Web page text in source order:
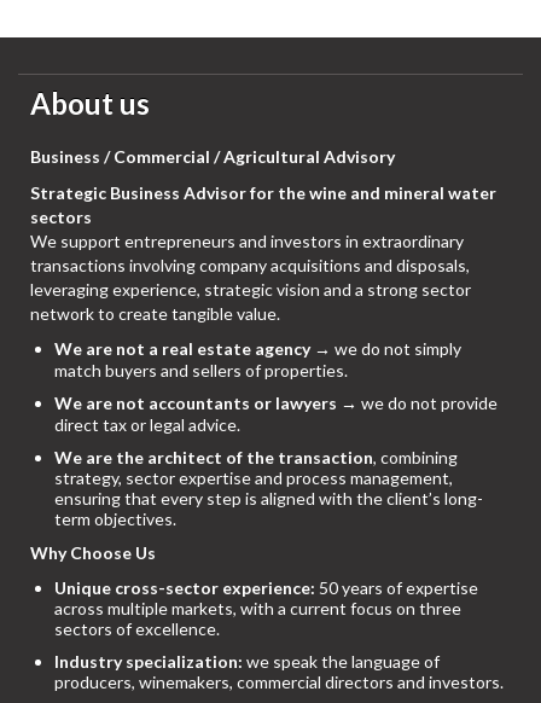
About us
Business / Commercial / Agricultural Advisory
Strategic Business Advisor for the wine and mineral water
sectors
We support entrepreneurs and investors in extraordinary
transactions involving company acquisitions and disposals,
leveraging experience, strategic vision and a strong sector
network to create tangible value.
We are not a real estate agency→ we do not simply
match buyers and sellers of properties.
We are not accountants or lawyers → we do not provide
direct tax or legal advice.
We are the architect of the transaction, combining
strategy, sector expertise and process management,
ensuring that every step is aligned with the client’s long-
term objectives.
Why Choose Us
Unique cross-sector experience: 50 years of expertise
across multiple markets, with a current focus on three
sectors of excellence.
Industry specialization: we speak the language of
producers, winemakers, commercial directors and investors.